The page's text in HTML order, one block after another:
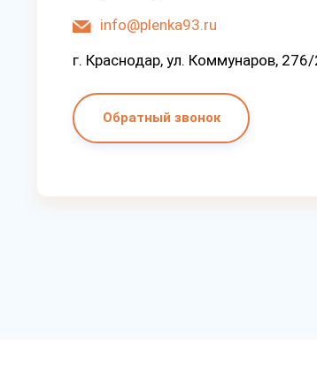
info@plenka93.ru
г. Краснодар, ул. Коммунаров,
Обратный звонок